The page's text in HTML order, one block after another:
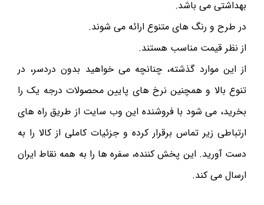
بهداشتی می باشد.
در طرح و رنگ های متنوع ارائه می شوند.
از نظر قیمت مناسب هستند.
از این موارد گذشته، چنانچه می خواهید بدون دردسر، در
تنوع بالا و همچنین نرخ های پایین محصولات درجه یک را
بخرید، می شود با فروشنده این وب سایت از طریق راه های
ارتباطی زیر تماس برقرار کرده و جزئیات کاملی از کالا را به
دست آورید. این پخش کننده، سفره ها را به همه نقاط ایران
ارسال می کند.